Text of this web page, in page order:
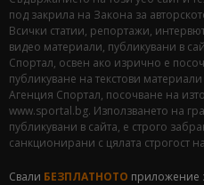
под закрила на Закона за
Всички статии, репортажи,
видео материали, публикувани в
Спортал, освен ако изрично е
публикуване на текстови
Агенция Спортал, посочване на
www.sportal.bg. Използването на
публикувани в сайта, е строго
санкционирани с цялата строгост
Свали БЕЗПЛАТНОТО приложение